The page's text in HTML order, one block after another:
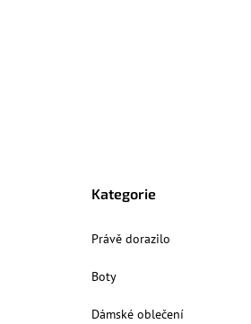
Kategorie
Právě dorazilo
Boty
Dámské oblečení